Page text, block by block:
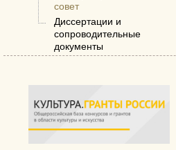
совет
Диссертации и
сопроводительные
документы